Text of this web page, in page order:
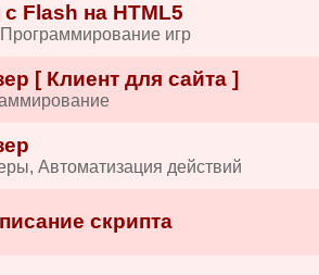
Flash на HTML5
игр
[ Клиент для сайта ]
Автоматизация действий
скрипта